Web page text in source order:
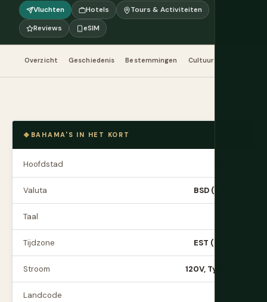
Vluchten Hotels
Tours & Activiteiten
Reviews
eSIM
Overzicht Geschiedenis Bestemmingen Cultuur & Etiquette
BAHAMA'S IN HET KORT
Hoofdstad
Valuta BSD (= 1 USD)
Taal
Tijdzone EST (UTC−5)
Stroom 120V, Type A/B
Landcode